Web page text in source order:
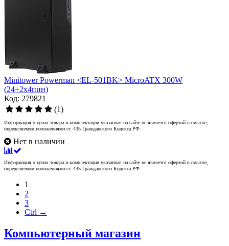
Minitower Powerman <EL-501BK> MicroATX 300W
(24+2x4пин)
Код: 279821
(1)
Информация о ценах товара и комплектации указанная на сайте не является офертой в смысле,
определяемом положениями ст. 435 Гражданского Кодекса РФ.
Нет в наличии
Информация о ценах товара и комплектации указанная на сайте не является офертой в смысле,
определяемом положениями ст. 435 Гражданского Кодекса РФ.
1
2
3
Ctrl →
Компьютерный магазин